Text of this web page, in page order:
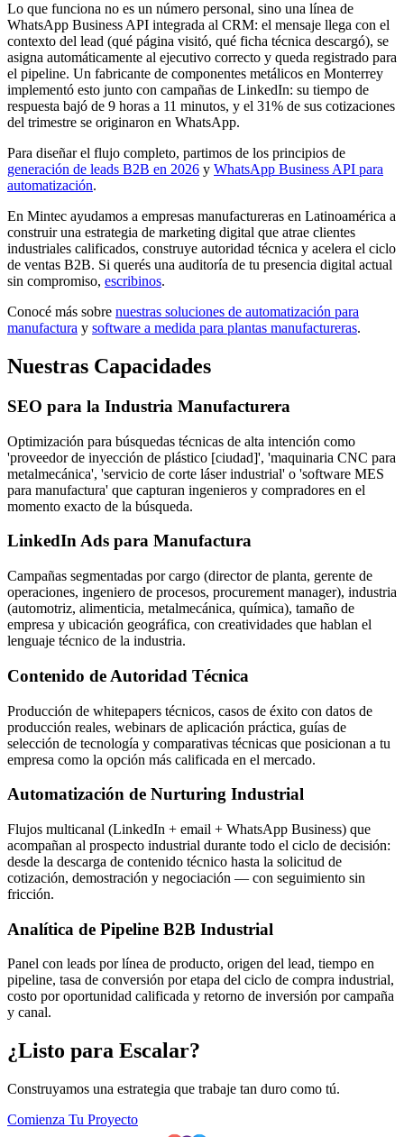
Lo que funciona no es un número personal, sino una línea de
WhatsApp Business API integrada al CRM: el mensaje llega con el
contexto del lead (qué página visitó, qué ficha técnica descargó), se
asigna automáticamente al ejecutivo correcto y queda registrado para
el pipeline. Un fabricante de componentes metálicos en Monterrey
implementó esto junto con campañas de LinkedIn: su tiempo de
respuesta bajó de 9 horas a 11 minutos, y el 31% de sus cotizaciones
del trimestre se originaron en WhatsApp.
Para diseñar el flujo completo, partimos de los principios de
generación de leads B2B en 2026 y WhatsApp Business API para
automatización.
En Mintec ayudamos a empresas manufactureras en Latinoamérica a
construir una estrategia de marketing digital que atrae clientes
industriales calificados, construye autoridad técnica y acelera el ciclo
de ventas B2B. Si querés una auditoría de tu presencia digital actual
sin compromiso, escribinos.
Conocé más sobre nuestras soluciones de automatización para
manufactura y software a medida para plantas manufactureras.
Nuestras Capacidades
SEO para la Industria Manufacturera
Optimización para búsquedas técnicas de alta intención como
'proveedor de inyección de plástico [ciudad]', 'maquinaria CNC para
metalmecánica', 'servicio de corte láser industrial' o 'software MES
para manufactura' que capturan ingenieros y compradores en el
momento exacto de la búsqueda.
LinkedIn Ads para Manufactura
Campañas segmentadas por cargo (director de planta, gerente de
operaciones, ingeniero de procesos, procurement manager), industria
(automotriz, alimenticia, metalmecánica, química), tamaño de
empresa y ubicación geográfica, con creatividades que hablan el
lenguaje técnico de la industria.
Contenido de Autoridad Técnica
Producción de whitepapers técnicos, casos de éxito con datos de
producción reales, webinars de aplicación práctica, guías de
selección de tecnología y comparativas técnicas que posicionan a tu
empresa como la opción más calificada en el mercado.
Automatización de Nurturing Industrial
Flujos multicanal (LinkedIn + email + WhatsApp Business) que
acompañan al prospecto industrial durante todo el ciclo de decisión:
desde la descarga de contenido técnico hasta la solicitud de
cotización, demostración y negociación — con seguimiento sin
fricción.
Analítica de Pipeline B2B Industrial
Panel con leads por línea de producto, origen del lead, tiempo en
pipeline, tasa de conversión por etapa del ciclo de compra industrial,
costo por oportunidad calificada y retorno de inversión por campaña
y canal.
¿Listo para Escalar?
Construyamos una estrategia que trabaje tan duro como tú.
Comienza Tu Proyecto